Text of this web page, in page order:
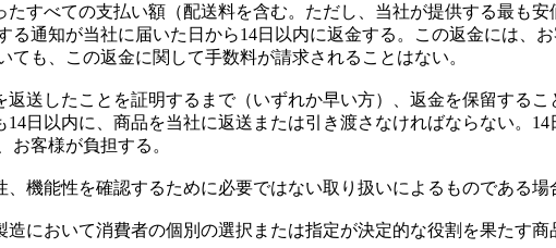
すべての支払い額（配送料を含む。ただし、当社が提供する最も
通知が当社に届いた日から14日以内に返金する。この返金には、
も、この返金に関して手数料が請求されることはない。
送したことを証明するまで（いずれか早い方）、返金を保留する
日以内に、商品を当社に返送または引き渡さなければならない。
客様が負担する。
機能性を確認するために必要ではない取り扱いによるものである場
において消費者の個別の選択または指定が決定的な役割を果たす